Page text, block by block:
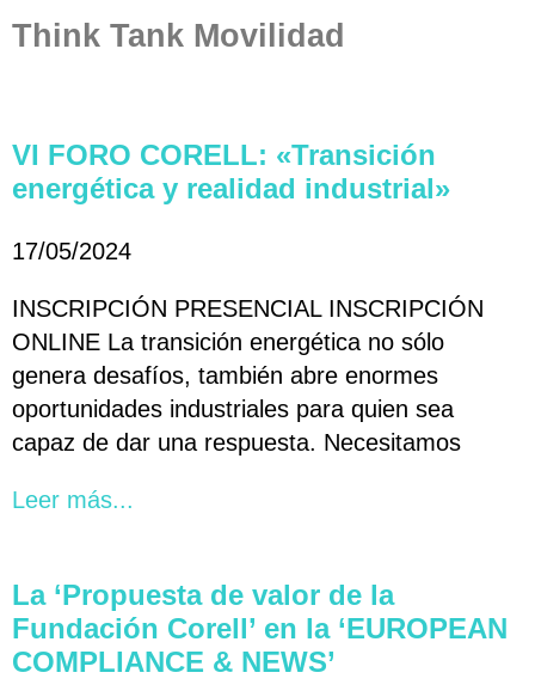
Think Tank Movilidad
VI FORO CORELL: «Transición
energética y realidad industrial»
17/05/2024
INSCRIPCIÓN PRESENCIAL INSCRIPCIÓN
ONLINE La transición energética no sólo
genera desafíos, también abre enormes
oportunidades industriales para quien sea
capaz de dar una respuesta. Necesitamos
Leer más...
La ‘Propuesta de valor de la
Fundación Corell’ en la ‘EUROPEAN
COMPLIANCE & NEWS’